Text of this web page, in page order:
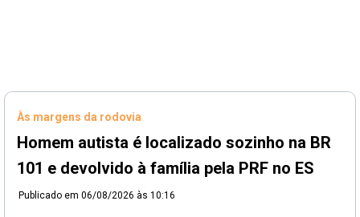
Às margens da rodovia
Homem autista é localizado sozinho na BR
101 e devolvido à família pela PRF no ES
Publicado em 06/08/2026 às 10:16